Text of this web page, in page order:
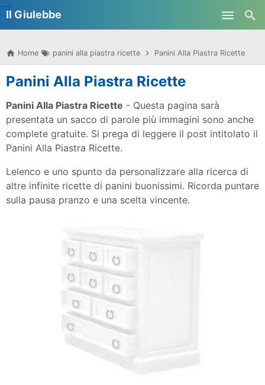
Il Giulebbe
Home panini alla piastra ricette Panini Alla Piastra Ricette
Panini Alla Piastra Ricette
Panini Alla Piastra Ricette - Questa pagina sarà
presentata un sacco di parole più immagini sono anche
complete gratuite. Si prega di leggere il post intitolato il
Panini Alla Piastra Ricette.
Lelenco e uno spunto da personalizzare alla ricerca di
altre infinite ricette di panini buonissimi. Ricorda puntare
sulla pausa pranzo e una scelta vincente.